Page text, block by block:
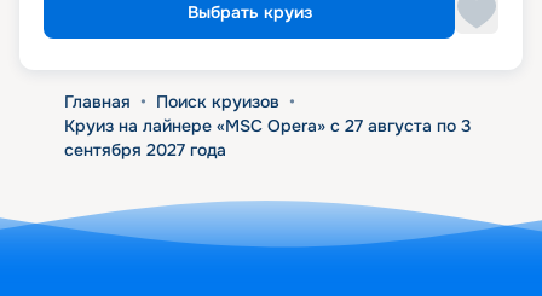
Выбрать круиз
Главная • Поиск круизов •
Круиз на лайнере «MSC Opera» с 27 августа по 3
сентября 2027 года